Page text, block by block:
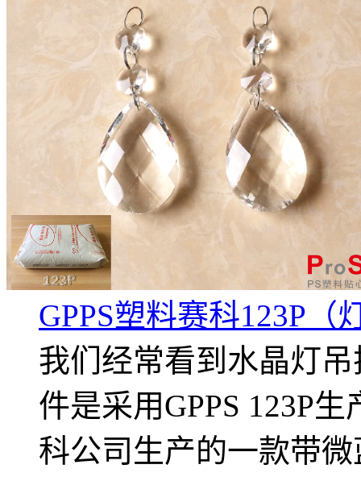
GPPS塑料赛科123P（
我们经常看到水晶灯
件是采用GPPS 123P
科公司生产的一款带